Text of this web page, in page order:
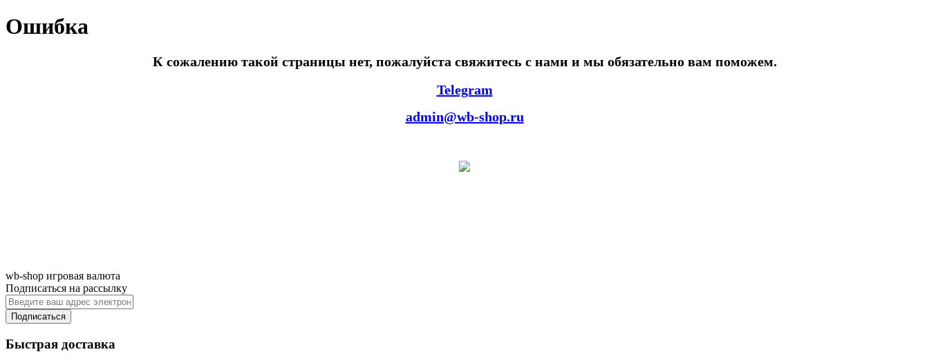
Ошибка
К сожалению такой страницы нет, пожалуйста свяжитесь с нами и мы обязательно вам поможем.
Telegram
admin@wb-shop.ru
wb-shop игровая валюта
Подписаться на рассылку
Подписаться
Быстрая доставка